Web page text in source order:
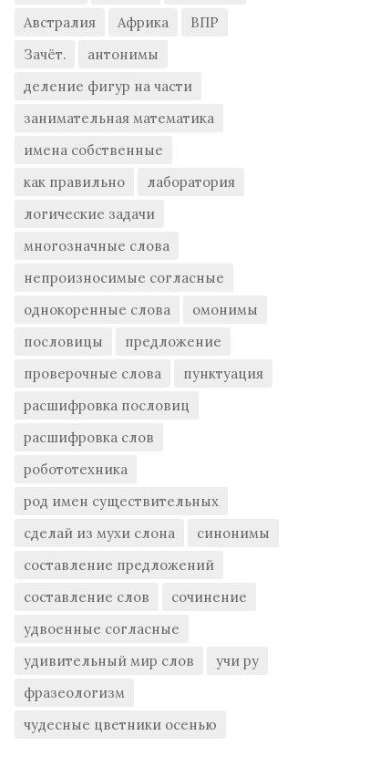
Австралия
Африка
ВПР
Зачёт.
антонимы
деление фигур на части
занимательная математика
имена собственные
как правильно
лаборатория
логические задачи
многозначные слова
непроизносимые согласные
однокоренные слова
омонимы
пословицы
предложение
проверочные слова
пунктуация
расшифровка пословиц
расшифровка слов
робототехника
род имен существительных
сделай из мухи слона
синонимы
составление предложений
составление слов
сочинение
удвоенные согласные
удивительный мир слов
учи ру
фразеологизм
чудесные цветники осенью